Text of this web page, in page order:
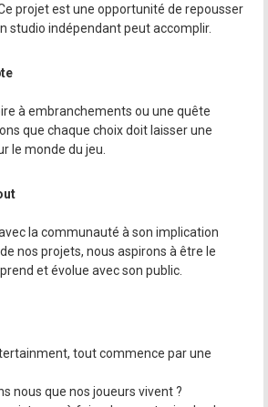
projet est une opportunité de repousser
studio indépendant peut accomplir.
à embranchements ou une quête
que chaque choix doit laisser une
le monde du jeu.
la communauté à son implication
nos projets, nous aspirons à être le
et évolue avec son public.
tout commence par une
nous que nos joueurs vivent ?